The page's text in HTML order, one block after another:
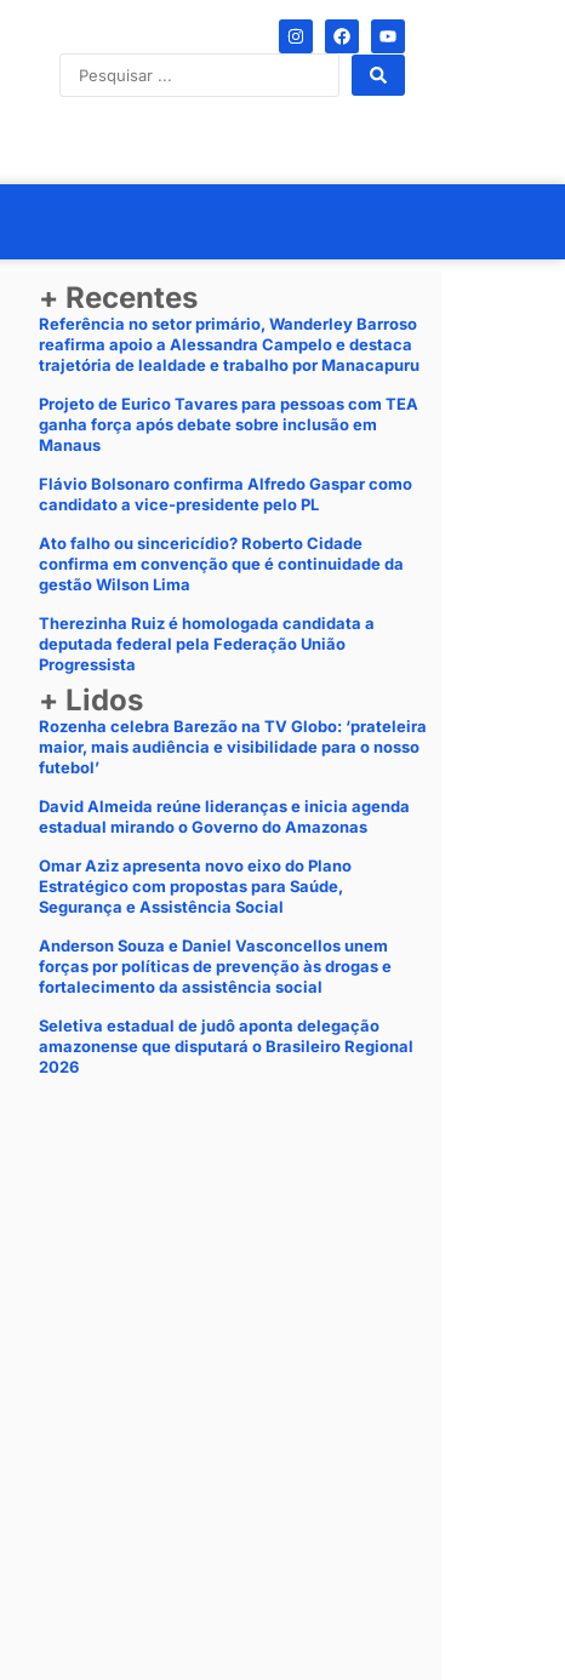
+ Recentes
Referência no setor primário, Wanderley Barroso
reafirma apoio a Alessandra Campelo e destaca
trajetória de lealdade e trabalho por Manacapuru
Projeto de Eurico Tavares para pessoas com TEA
ganha força após debate sobre inclusão em
Manaus
Flávio Bolsonaro confirma Alfredo Gaspar como
candidato a vice-presidente pelo PL
Ato falho ou sincericídio? Roberto Cidade
confirma em convenção que é continuidade da
gestão Wilson Lima
Therezinha Ruiz é homologada candidata a
deputada federal pela Federação União
Progressista
+ Lidos
Rozenha celebra Barezão na TV Globo: ‘prateleira
maior, mais audiência e visibilidade para o nosso
futebol’
David Almeida reúne lideranças e inicia agenda
estadual mirando o Governo do Amazonas
Omar Aziz apresenta novo eixo do Plano
Estratégico com propostas para Saúde,
Segurança e Assistência Social
Anderson Souza e Daniel Vasconcellos unem
forças por políticas de prevenção às drogas e
fortalecimento da assistência social
Seletiva estadual de judô aponta delegação
amazonense que disputará o Brasileiro Regional
2026